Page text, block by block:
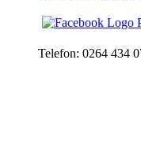
Telefon: 0264 434